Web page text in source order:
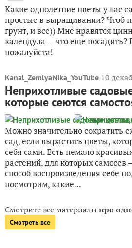
Какие однолетние цветы у вас
простые в выращивании? Чтоб
грунт, и все)) Мне нравятся
календула — что еще посадить?
пожалуйста!
Kanal_ZemlyaNika_YouTube 10
Неприхотливые
которые сеются
Можно значительно сократить
сад, если вырастить цветы,
себя сами. Есть немало
растений, для которых самосев
способ воспроизведения себе
посмотрим, какие...
Смотрите все материалыпро
Смотреть все